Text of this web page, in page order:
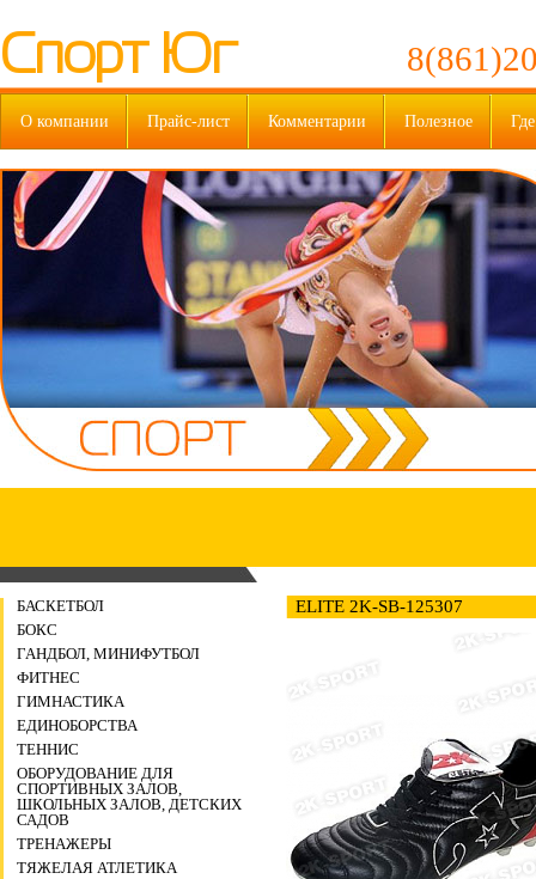
Спорт Юг
О компании Прайс-лист Комментарии Полезное
БАСКЕТБОЛ
БОКС
ГАНДБОЛ, МИНИФУТБОЛ
ФИТНЕС
ГИМНАСТИКА
ЕДИНОБОРСТВА
ТЕННИС
ОБОРУДОВАНИЕ ДЛЯ
СПОРТИВНЫХ ЗАЛОВ,
ШКОЛЬНЫХ ЗАЛОВ, ДЕТСКИХ
САДОВ
ТРЕНАЖЕРЫ
ТЯЖЕЛАЯ АТЛЕТИКА
ELITE 2K-SB-125307